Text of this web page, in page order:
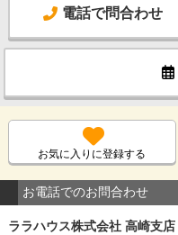
電話で問合わせ
お気に入りに登録する
お電話でのお問合わせ
ララハウス株式会社 高崎支店